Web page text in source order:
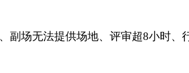
副场无法提供场地、评审超8小时、